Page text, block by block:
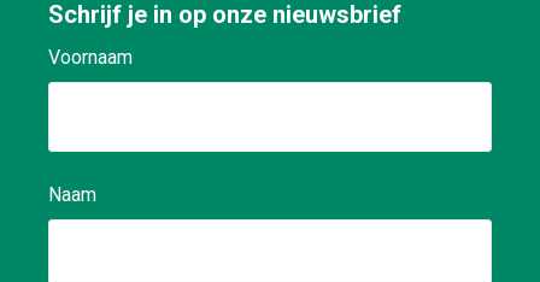
Schrijf je in op onze nieuwsbrief
Voornaam
Naam